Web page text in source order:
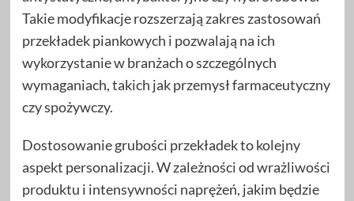
Takie modyfikacje rozszerzają zakres zastosowań
przekładek piankowych i pozwalają na ich
wykorzystanie w branżach o szczególnych
wymaganiach, takich jak przemysł farmaceutyczny
czy spożywczy.
Dostosowanie grubości przekładek to kolejny
aspekt personalizacji. W zależności od wrażliwości
produktu i intensywności naprężeń, jakim będzie